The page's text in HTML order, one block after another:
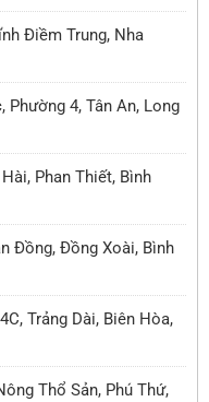
Điềm Trung, Nha
Phường 4, Tân An, Long
Phan Thiết, Bình
Đồng, Đồng Xoài, Bình
Trảng Dài, Biên Hòa,
Thổ Sản, Phú Thứ,